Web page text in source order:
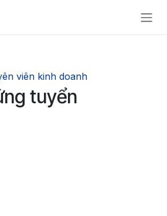
viên kinh doanh
tuyển